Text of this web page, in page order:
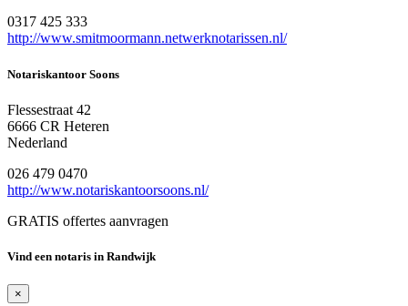
0317 425 333
http://www.smitmoormann.netwerknotarissen.nl/
Notariskantoor Soons
Flessestraat 42
6666 CR Heteren
Nederland
026 479 0470
http://www.notariskantoorsoons.nl/
GRATIS offertes aanvragen
Vind een notaris in Randwijk
×